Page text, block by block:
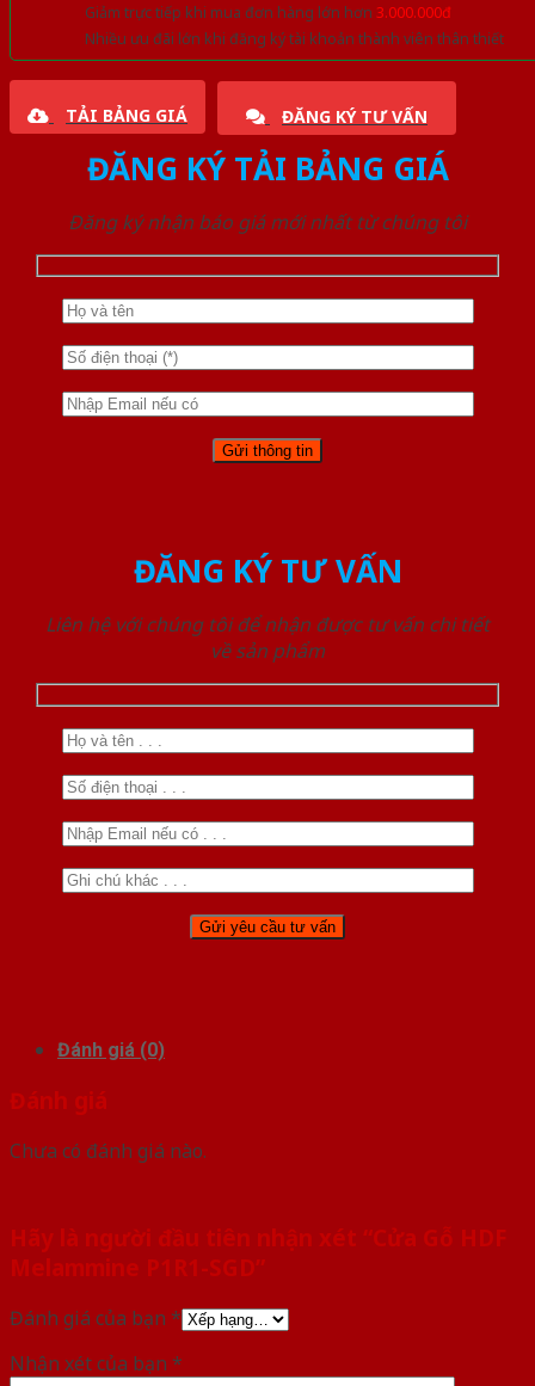
Giảm trực tiếp khi mua đơn hàng lớn hơn 3.000.000đ
Nhiều ưu đãi lớn khi đăng ký tài khoản thành viên thân thiết
TẢI BẢNG GIÁ ĐĂNG KÝ TƯ VẤN
ĐĂNG KÝ TẢI BẢNG GIÁ
Đăng ký nhận báo giá mới nhất từ chúng tôi
ĐĂNG KÝ TƯ VẤN
Liên hệ với chúng tôi để nhận được tư vấn chi tiết
về sản phẩm
Đánh giá (0)
Đánh giá
Chưa có đánh giá nào.
Hãy là người đầu tiên nhận xét “Cửa Gỗ HDF
Melammine P1R1-SGD”
Đánh giá của bạn *
Nhận xét của bạn *